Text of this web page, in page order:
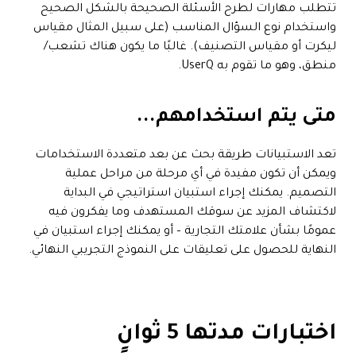
تتطلب مهارات لطرح الأسئلة الصحيحة بالشكل الصحيح
واستخدام نوع السؤال المناسب (على سبيل المثال مقياس
ليكرت أو مقياس التصنيف). غالبًا ما يكون هناك تشعب/
منطق، وهو ما تقوم به UserQ.
متى يتم استخدامهم...
تعد الاستبيانات طريقة بحث عن بعد متعددة الاستخدامات
ويمكن أن تكون مفيدة في أي مرحلة من مراحل عملية
التصميم. يمكنك إجراء استبيان استراتيجي في البداية
لاكتشاف المزيد عن سوقك المستهدف وما يفكرون فيه
عمومًا بشأن علامتك التجارية – أو يمكنك إجراء استبيان في
النهاية للحصول على تعليقات على النموذج التجريبي النهائي.
اختبارات مدتها 5 ثوانٍ